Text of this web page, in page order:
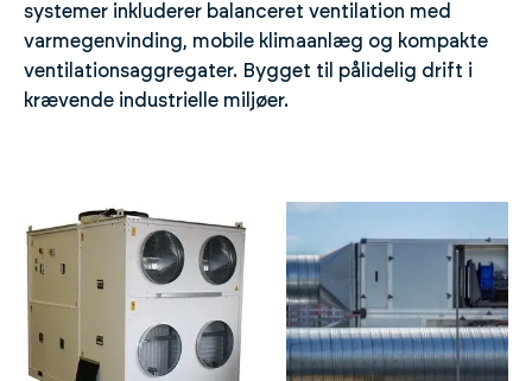
systemer inkluderer balanceret ventilation med
varmegenvinding, mobile klimaanlæg og kompakte
ventilationsaggregater. Bygget til pålidelig drift i
krævende industrielle miljøer.